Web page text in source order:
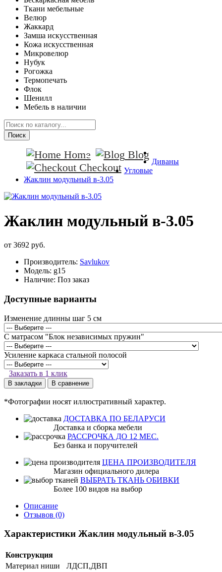
Ткани мебельные
Велюр
Жаккард
Замша искусственная
Кожа искусственная
Микровелюр
Нубук
Рогожка
Термопечать
Флок
Шенилл
Мебель в наличии
Поиск
Home
Blog
Checkout
Диваны
Угловые
Жаклин модульный в-3.05
Жаклин модульный в-3.05
от 3692 руб.
Производитель: Savlukov
Модель: g15
Наличие: Поз заказ
Доступные варианты
Изменение длинны шаг 5 см
С матрасом "Блок независимых пружин"
Усиление каркаса стальной полосой
Заказать в 1 клик
В закладки В сравнение
*Фотографии носят иллюстративный характер.
ДОСТАВКА ПО БЕЛАРУСИ
Доставка и сборка мебели
РАССРОЧКА ДО 12 МЕС.
Без банка и поручителей
ЦЕНА ПРОИЗВОДИТЕЛЯ
Магазин официального дилера
ВЫБРАТЬ ТКАНЬ ОБИВКИ
Более 100 видов на выбор
Описание
Отзывов (0)
Характеристики Жаклин модульный в-3.05
Конструкция
Материал ниши
ЛДСП,ДВП